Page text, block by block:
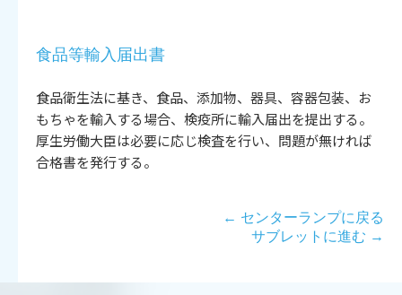
食品等輸入届出書
食品衛生法に基き、食品、添加物、器具、容器包装、お
もちゃを輸入する場合、検疫所に輸入届出を提出する。
厚生労働大臣は必要に応じ検査を行い、問題が無ければ
合格書を発行する。
← センターランプに戻る
サブレットに進む →